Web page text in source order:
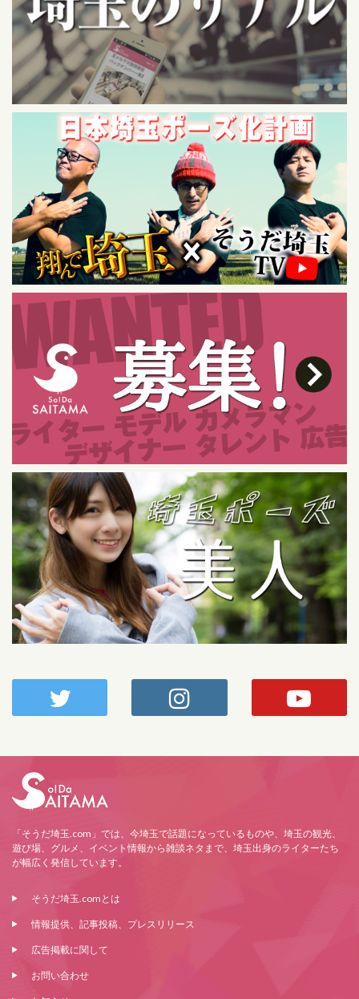
「そうだ埼玉.com」では、今埼玉で話題になっているものや、埼玉の観光、
遊び場、グルメ、イベント情報から雑談ネタまで、埼玉出身のライターたち
が幅広く発信しています。
そうだ埼玉.comとは
情報提供、記事投稿、プレスリリース
広告掲載に関して
お問い合わせ